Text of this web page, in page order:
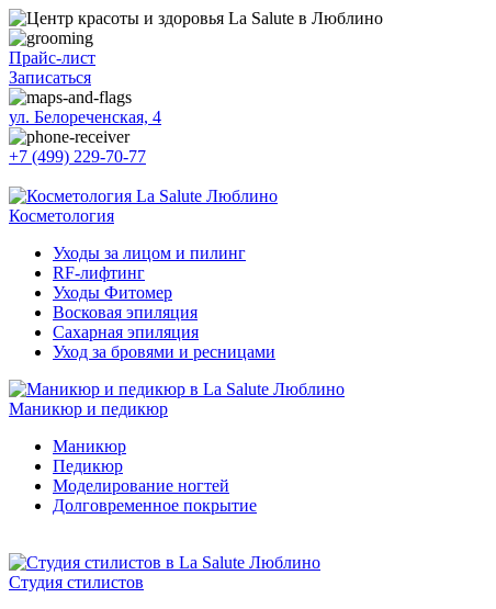
Прайс-лист
Записаться
ул. Белореченская, 4
+7 (499) 229-70-77
Косметология
Уходы за лицом и пилинг
RF-лифтинг
Уходы Фитомер
Восковая эпиляция
Сахарная эпиляция
Уход за бровями и ресницами
Маникюр и педикюр
Маникюр
Педикюр
Моделирование ногтей
Долговременное покрытие
Студия стилистов